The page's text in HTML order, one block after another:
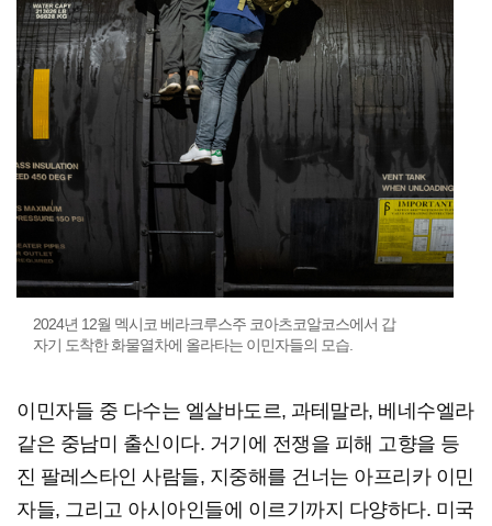
2024년 12월 멕시코 베라크루스주 코아츠코알코스에서 갑
자기 도착한 화물열차에 올라타는 이민자들의 모습.
이민자들 중 다수는 엘살바도르, 과테말라, 베네수엘라
같은 중남미 출신이다. 거기에 전쟁을 피해 고향을 등
진 팔레스타인 사람들, 지중해를 건너는 아프리카 이민
자들, 그리고 아시아인들에 이르기까지 다양하다. 미국